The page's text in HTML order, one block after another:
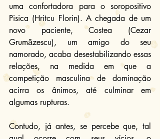
uma confortadora para o soropositivo
Pisica (Hritcu Florin). A chegada de um
novo paciente, Costea (Cezar
Grumăzescu), um amigo do seu
namorado, acaba desestabilizando essas
relações, na medida em que a
competição masculina de dominação
acirra os ânimos, até culminar em
algumas rupturas.
Contudo, já antes, se percebe que, tal